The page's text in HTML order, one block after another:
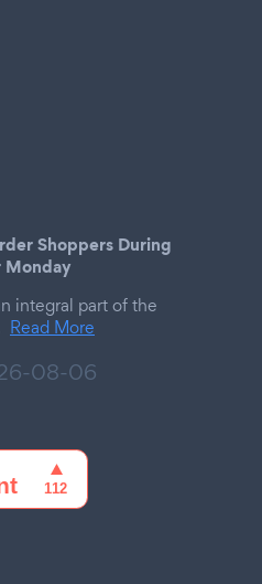
Shoppers During
Monday
integral part of the
Read More
08-06